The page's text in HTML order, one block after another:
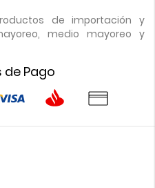
de importación y
medio mayoreo y
Pago